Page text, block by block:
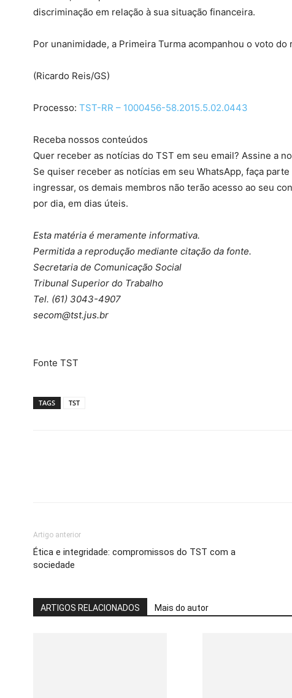
discriminação em relação à sua situação financeira.
Por unanimidade, a Primeira Turma acompanhou o voto do
(Ricardo Reis/GS)
Processo: TST-RR – 1000456-58.2015.5.02.0443
Receba nossos conteúdos
Quer receber as notícias do TST em seu email? Assine a
Se quiser receber as notícias em seu WhatsApp, faça
ingressar, os demais membros não terão acesso ao seu
por dia, em dias úteis.
Esta matéria é meramente informativa.
Permitida a reprodução mediante citação da fonte.
Secretaria de Comunicação Social
Tribunal Superior do Trabalho
Tel. (61) 3043-4907
secom@tst.jus.br
Fonte TST
TAGS TST
Artigo anterior
Ética e integridade: compromissos do TST com a
sociedade
ARTIGOS RELACIONADOS Mais do autor